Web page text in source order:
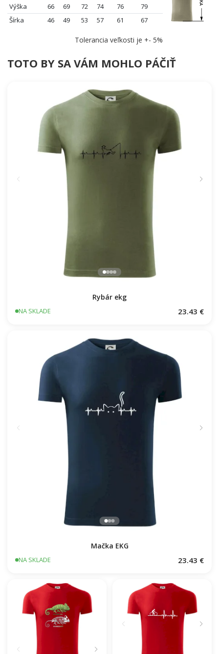
Výška 66 69 72 74 76
79
Šírka
46 49 53 57 61 67
Tolerancia veľkosti je +- 5%
TOTO BY SA VÁM MOHLO PÁČIŤ
Rybár ekg
NA SKLADE 23.43 €
Mačka EKG
NA SKLADE 23.43 €